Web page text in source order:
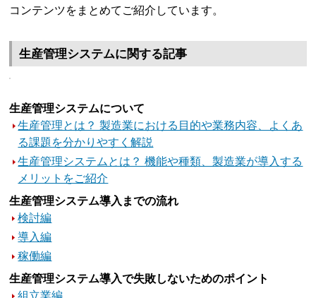
コンテンツをまとめてご紹介しています。
生産管理システムに関する記事
生産管理システムについて
生産管理とは？ 製造業における目的や業務内容、よくあ
る課題を分かりやすく解説
生産管理システムとは？ 機能や種類、製造業が導入する
メリットをご紹介
生産管理システム導入までの流れ
検討編
導入編
稼働編
生産管理システム導入で失敗しないためのポイント
組立業編